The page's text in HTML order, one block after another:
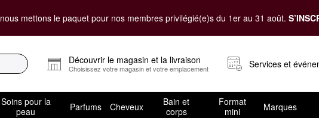
nous mettons le paquet pour nos membres privilégié(e)s du 1er au 31 août.
Découvrir le magasin et la livraison
Choisissez votre magasin et votre emplacement Services et
Soins pour la
peau
Parfums Cheveux
Bain et
corps
Format
mini
Marques